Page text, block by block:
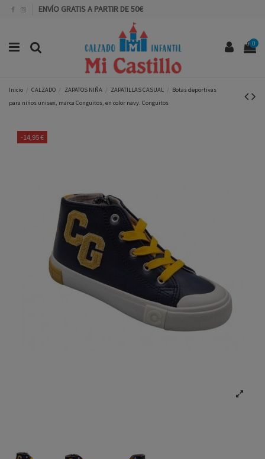
ENVÍO GRATIS A PARTIR DE 50€
0
Inicio CALZADO ZAPATOS NIÑA ZAPATILLAS CASUAL
Botas deportivas
para niños unisex, marca Conguitos, en color navy. Conguitos
-14,95 €